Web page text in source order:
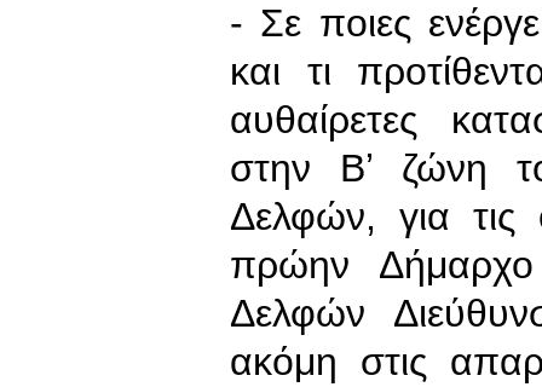
- Σε ποιες
και τι
αυθαίρετες
στην Βʼ ζώνη
Δελφών, για
πρώην
Δελφών
ακόμη στις